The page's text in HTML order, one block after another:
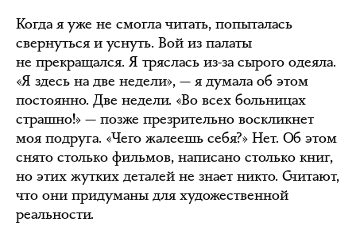
Когда я уже не смогла читать, попыталась
свернуться и уснуть. Вой из палаты
не прекращался. Я тряслась из-за сырого одеяла.
«Я здесь на две недели», — я думала об этом
постоянно. Две недели. «Во всех больницах
страшно!» — позже презрительно воскликнет
моя подруга. «Чего жалеешь себя?» Нет. Об этом
снято столько фильмов, написано столько книг,
но этих жутких деталей не знает никто. Считают,
что они придуманы для художественной
реальности.